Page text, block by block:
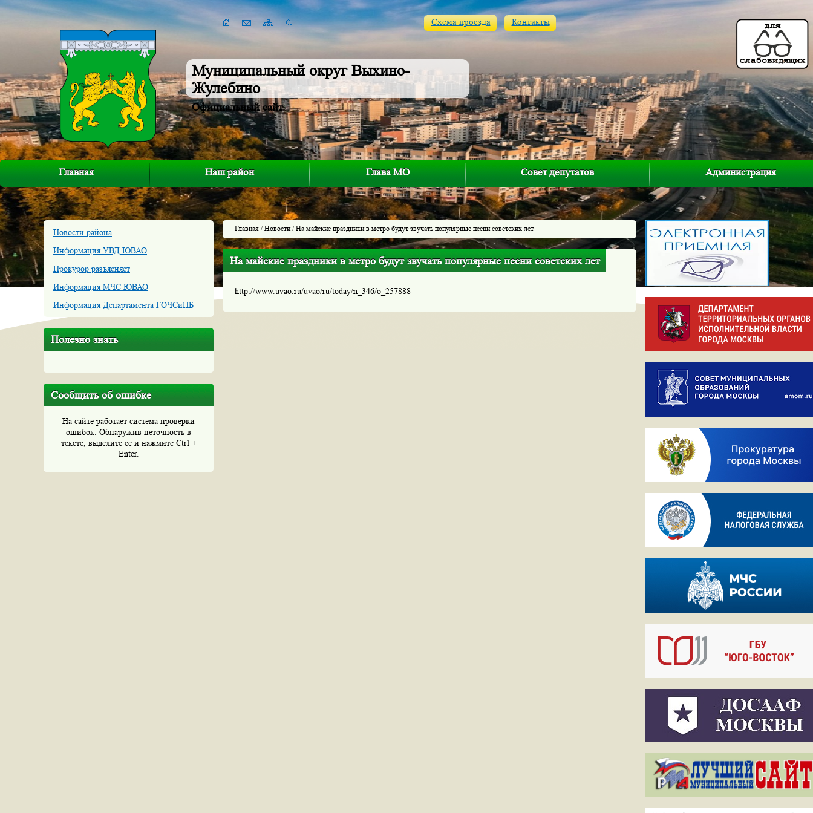
Муниципальный округ Выхино-
Жулебино
Официальный сайт
Схема проезда Контакты
Главная Наш район Глава МО Совет депутатов Администрация
Новости района
Информация УВД ЮВАО
Прокурор разъясняет
Информация МЧС ЮВАО
Информация Департамента ГОЧСиПБ
Полезно знать
Сообщить об ошибке
На сайте работает система проверки
ошибок. Обнаружив неточность в
тексте, выделите ее и нажмите Ctrl +
Enter.
Главная /Новости/ На майские праздники в метро будут звучать популярные песни советских лет
На майские праздники в метро будут звучать популярные песни советских лет
http://www.uvao.ru/uvao/ru/today/n_346/o_257888